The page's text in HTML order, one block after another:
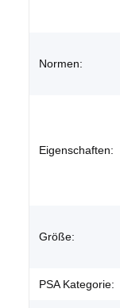
Normen:
Eigenschaften:
Größe:
PSA Kategorie: